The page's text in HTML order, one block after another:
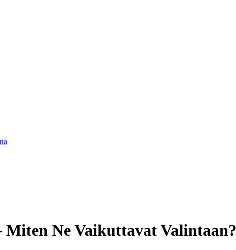
Miten Ne Vaikuttavat Valintaan?